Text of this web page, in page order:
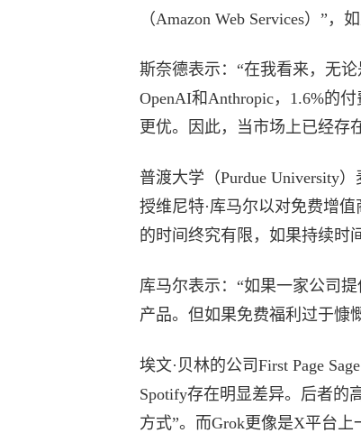
（Amazon Web Services）”
斯奈德表示：“在我看来，无
OpenAI和Anthropic，1.6%的
更优。因此，当市场上已经存
普渡大学（Purdue University
授维尼特·库马尔以对免费增
的时间终究有限，如果持续时
库马尔表示：“如果一家公司
产品。但如果免费福利过于慷
埃文·贝林的公司First Page
Spotify存在明显差异。后者的
方式”。而Grok更像是X平台